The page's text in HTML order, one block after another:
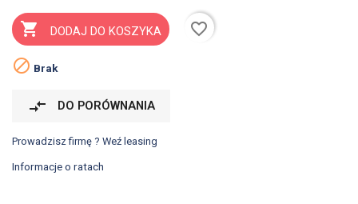
 DODAJ DO KOSZYKA
favorite_border
 Brak
compare_arrows DO PORÓWNANIA
Prowadzisz firmę ? Weź leasing
Informacje o ratach